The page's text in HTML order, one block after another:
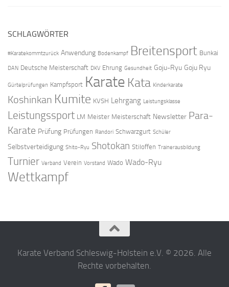
SCHLAGWÖRTER
#Karatekommtzurück Anwendung Bodenkampf Breitensport Bunkai
DAN Deutsche Meisterschaft DKV Ehrung Gesundheit Goju-Ryu Goju Ryu
Gürtelprüfungen Kampfsport Karate Kata Kinderkarate
Koshinkan Kumite KVSH Lehrgang Leistungsklasse
Leistungssport LM Meister Meisterschaft Newsletter Para-
Karate Prüfung Prüfungen Randori Schwarzgurt Schüler
Selbstverteidigung Shito-Ryu Shotokan Stiloffen Trainerausbildung
Turnier Verband Verein Vorstand Wado Wado-Ryu
Wettkampf
Karate Verband Schleswig-Holstein e.V. © 2026. Alle
Rechte vorbehalten.